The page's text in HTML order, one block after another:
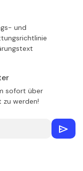
und
sofort über
zu werden!